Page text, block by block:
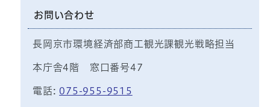
お問い合わせ
長岡京市環境経済部商工観光課観光戦略担当
本庁舎4階 窓口番号47
電話: 075-955-9515